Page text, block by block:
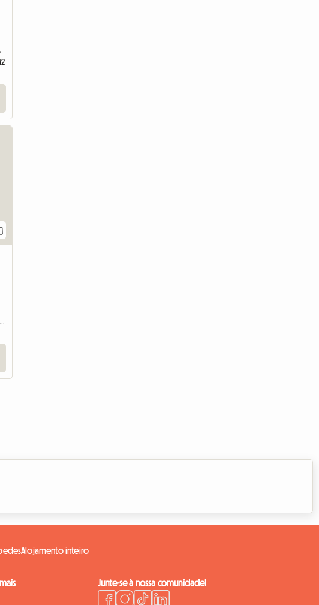
Alojamento partilhado | Gampelen (3236) | 20 M2
Alojamento inteiro
Junte-se à nossa comunidade!